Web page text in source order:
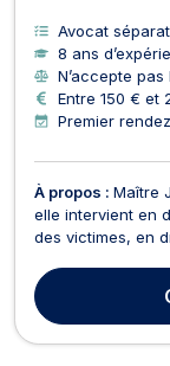
Avocat
8 ans
N’accepte pas
Entre 150 € et
Premier
À propos : Maître
elle intervient en
des victimes, en
d’exécution.
dommage